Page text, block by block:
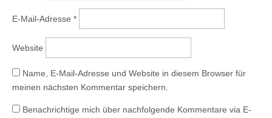
E-Mail-Adresse *
Website
Name, E-Mail-Adresse und Website in diesem Browser für
meinen nächsten Kommentar speichern.
Benachrichtige mich über nachfolgende Kommentare via E-